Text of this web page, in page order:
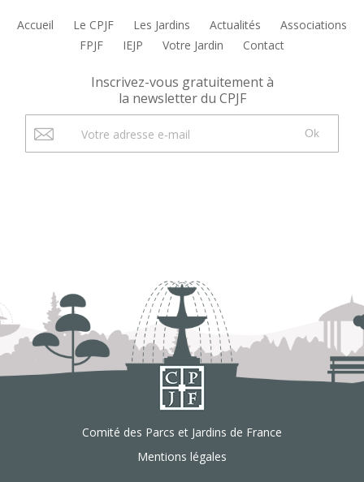
Accueil Le CPJF Les Jardins Actualités
Associations
FPJF
IEJP Votre Jardin Contact
Inscrivez-vous gratuitement à
la newsletter du CPJF
Ok
Comité des Parcs et Jardins de France
Mentions légales